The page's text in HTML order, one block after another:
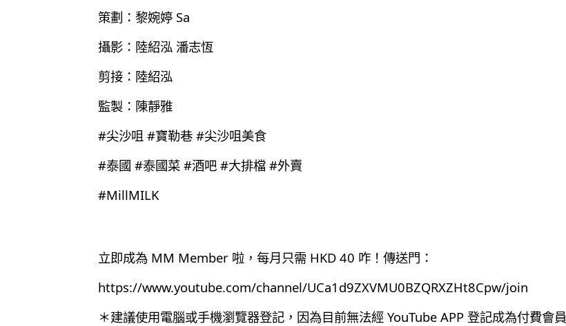
策劃：黎婉婷 Sa
攝影：陸紹泓 潘志恆
剪接：陸紹泓
監製：陳靜雅
#尖沙咀 #寶勒巷 #尖沙咀美食
#泰國 #泰國菜 #酒吧 #大排檔 #外賣
#MillMILK
立即成為 MM Member 啦，每月只需 HKD 40 咋！傳送門：
https://www.youtube.com/channel/UCa1d9ZXVMU0BZQRXZHt8Cpw/join
＊建議使用電腦或手機瀏覽器登記，因為目前無法經 YouTube APP 登記成為付費會員